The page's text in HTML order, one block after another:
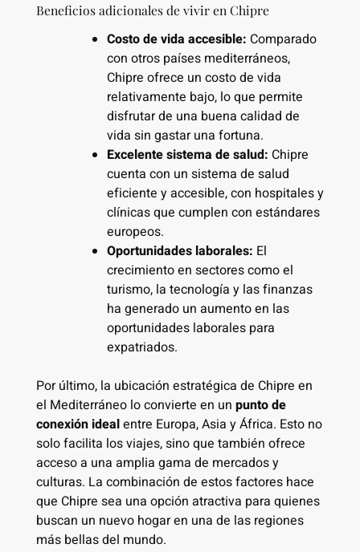
Beneficios adicionales de vivir en Chipre
Costo de vida accesible: Comparado
con otros países mediterráneos,
Chipre ofrece un costo de vida
relativamente bajo, lo que permite
disfrutar de una buena calidad de
vida sin gastar una fortuna.
Excelente sistema de salud: Chipre
cuenta con un sistema de salud
eficiente y accesible, con hospitales y
clínicas que cumplen con estándares
europeos.
Oportunidades laborales: El
crecimiento en sectores como el
turismo, la tecnología y las finanzas
ha generado un aumento en las
oportunidades laborales para
expatriados.
Por último, la ubicación estratégica de Chipre en
el Mediterráneo lo convierte en un punto de
conexión idealentre Europa, Asia y África. Esto no
solo facilita los viajes, sino que también ofrece
acceso a una amplia gama de mercados y
culturas. La combinación de estos factores hace
que Chipre sea una opción atractiva para quienes
buscan un nuevo hogar en una de las regiones
más bellas del mundo.